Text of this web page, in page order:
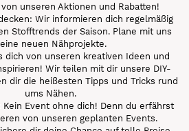
unseren Aktionen und Rabatten!
Wir informieren dich regelmäßig
Stofftrends der Saison. Plane mit uns
neuen Nähprojekte.
dich von unseren kreativen Ideen und
Wir teilen mit dir unsere DIY-
dir die heißesten Tipps und Tricks rund
ums Nähen.
Kein Event ohne dich! Denn du erfährst
von unseren geplanten Events.